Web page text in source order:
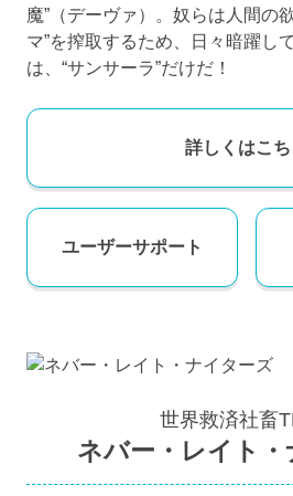
魔”（デーヴァ）。奴らは人間の
マ”を搾取するため、日々暗躍し
は、“サンサーラ”だけだ！
詳しくはこち
ユーザーサポート
世界救済社畜
ネバー・レイト